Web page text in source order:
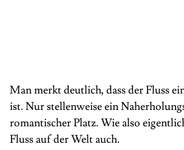
Man merkt deutlich, dass der Fluss
ist. Nur stellenweise ein
romantischer Platz. Wie also
Fluss auf der Welt auch.